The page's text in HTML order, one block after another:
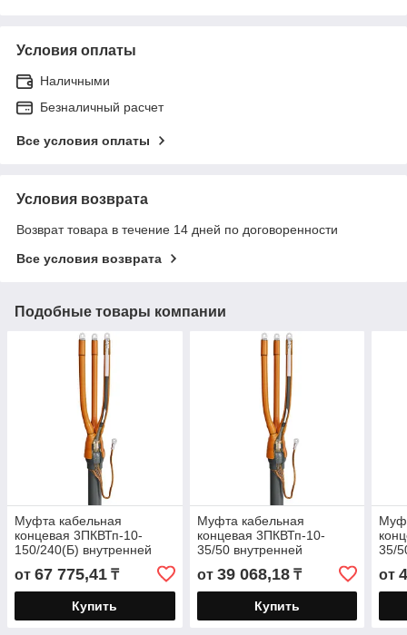
Условия оплаты
Наличными
Безналичный расчет
Все условия оплаты
Условия возврата
Возврат товара в течение 14 дней по договоренности
Все условия возврата
Подобные товары компании
Муфта кабельная
концевая 3ПКВТп-10-
150/240(Б) внутренней
установки для кабелей с
изоляцией из сшитого
от 67 775,41 ₸
Купить
Муфта кабельная
концевая 3ПКВТп-10-
35/50 внутренней
установки для кабелей с
изоляцией из сшитого
полиэтилена
от 39 068,18₸
Купить
35/
от